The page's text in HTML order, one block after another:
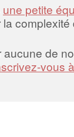
une petite
la
aucune de
vous